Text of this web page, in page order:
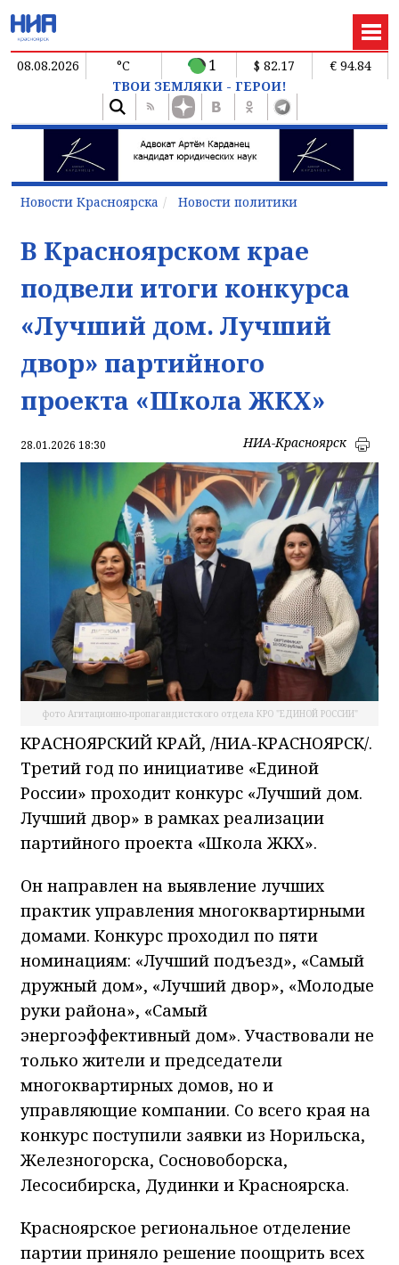
08.08.2026 °C 1 $ 82.17
€ 94.84
ТВОИ ЗЕМЛЯКИ - ГЕРОИ!
Новости Красноярска Новости политики
В Красноярском крае
подвели итоги конкурса
«Лучший дом. Лучший
двор» партийного
проекта «Школа ЖКХ»
28.01.2026 18:30 НИА-Красноярск
фото Агитационно-пропагандистского отдела КРО "ЕДИНОЙ РОССИИ"
КРАСНОЯРСКИЙ КРАЙ, /НИА-КРАСНОЯРСК/.
Третий год по инициативе «Единой
России» проходит конкурс «Лучший дом.
Лучший двор» в рамках реализации
партийного проекта «Школа ЖКХ».
Он направлен на выявление лучших
практик управления многоквартирными
домами. Конкурс проходил по пяти
номинациям: «Лучший подъезд», «Самый
дружный дом», «Лучший двор», «Молодые
руки района», «Самый
энергоэффективный дом». Участвовали не
только жители и председатели
многоквартирных домов, но и
управляющие компании. Со всего края на
конкурс поступили заявки из Норильска,
Железногорска, Сосновоборска,
Лесосибирска, Дудинки и Красноярска.
Красноярское региональное отделение
партии приняло решение поощрить всех